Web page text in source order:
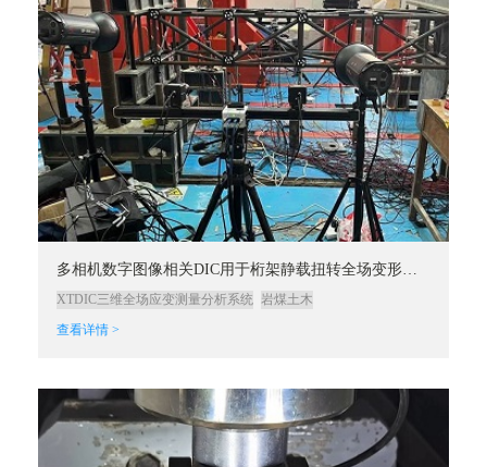
多相机数字图像相关DIC用于桁架静载扭转全场变形测量
XTDIC三维全场应变测量分析系统 岩煤土木
查看详情 >